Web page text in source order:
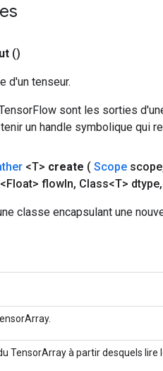
()
d'un tenseur.
sont les sorties
un handle symbolique qui
<T> create ( Scope scope
<Float> flowIn, Class<T> dtype,
classe encapsulant une
TensorArray à partir desquels lire